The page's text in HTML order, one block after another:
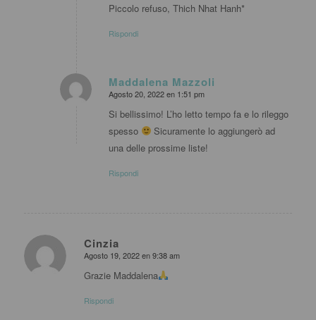
Piccolo refuso, Thich Nhat Hanh*
Rispondi
Maddalena Mazzoli
dice:
Agosto 20, 2022 en 1:51 pm
Si bellissimo! L’ho letto tempo fa e lo rileggo
spesso
Sicuramente lo aggiungerò ad
una delle prossime liste!
Rispondi
Cinzia
dice:
Agosto 19, 2022 en 9:38 am
Grazie Maddalena
Rispondi